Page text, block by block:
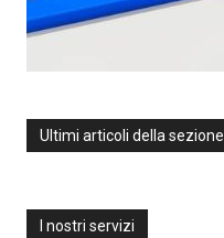
Ultimi articoli della sezione
I nostri servizi